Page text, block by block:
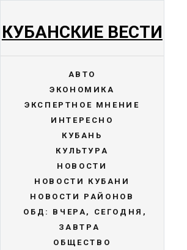
КУБАНСКИЕ ВЕСТИ
АВТО
ЭКОНОМИКА
ЭКСПЕРТНОЕ МНЕНИЕ
ИНТЕРЕСНО
КУБАНЬ
КУЛЬТУРА
НОВОСТИ
НОВОСТИ КУБАНИ
НОВОСТИ РАЙОНОВ
ОБД: ВЧЕРА, СЕГОДНЯ,
ЗАВТРА
ОБЩЕСТВО